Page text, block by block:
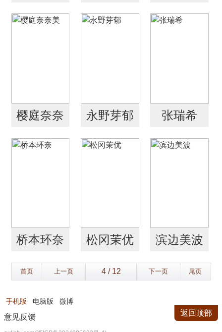
樱庭奈奈
美
永野芽郁 张瑞希
桥本环奈 松冈茉优 滨边美波
首页 上一页 下一页 尾页
手机版 电脑版 微博
意见反馈 返回顶部